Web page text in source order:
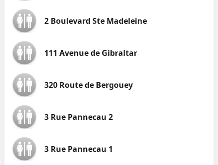
2 Boulevard Ste Madeleine
111 Avenue de Gibraltar
320 Route de Bergouey
3 Rue Pannecau 2
3 Rue Pannecau 1